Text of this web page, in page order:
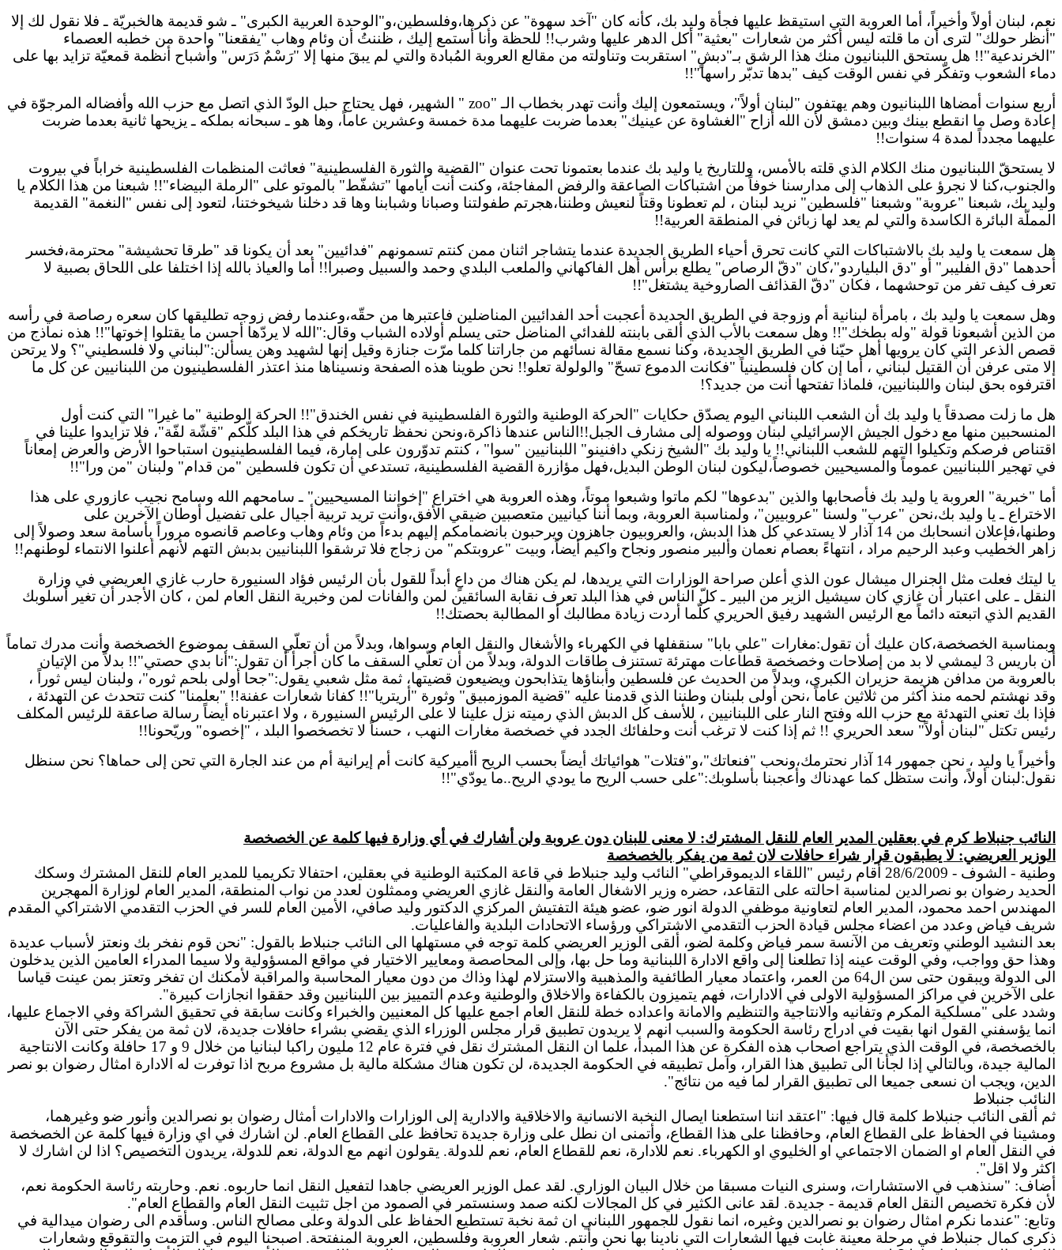
نعم، لبنان أولاً وأخيراً، أما العروبة التي استيقظ عليها فجأة وليد بك، كأنه كان " آخد سهوة" عن ذكرها،وفلسطين،و"الوحدة العربية الكبرى" ـ شو قديمة هالخبريّة ـ فلا نقول لك إلا
"أنظر حولك" لترى أن ما قلته ليس أكثر من شعارات "بعثية" أكل الدهر عليها وشرب!! للحظة وأنا أستمع إليك ، ظننتُ أن وئام وهاب "يفقعنا" واحدة من خطبه العصماء
" الخرندعية"!! هل يستحق اللبنانيون منك هذا الرشق بـ"دبشٍ" استقربت وتناولته من مقالع العروبة المُبادة والتي لم يبقَ منها إلا "رَسْمٌ دَرَس" وأشباح أنظمة قمعيّة تزايد بها على
دماء الشعوب وتفكّر في نفس الوقت كيف "بدها تدبّر راسها"!!
أربع سنوات أمضاها اللبنانيون وهم يهتفون "لبنان أولاً"، ويستمعون إليك وأنت تهدر بخطاب
الـ"
zoo " الشهير، فهل يحتاج حبل الودّ الذي اتصل مع حزب الله وأفضاله المرجوّة في
إعادة وصل ما انقطع بينك وبين دمشق لأن الله أزاح "الغشاوة عن عينيك" بعدما ضربت عليهما مدة خمسة وعشرين عاماً، وها هو ـ سبحانه بملكه ـ يزيحها ثانية بعدما ضربت
عليهما مجدداً لمدة 4 سنوات!!
لا يستحقّ اللبنانيون منك الكلام الذي قلته بالأمس، وللتاريخ يا وليد بك عندما بعتمونا تحت عنوان "القضية والثورة الفلسطينية" فعاثت المنظمات الفلسطينية خراباً في بيروت
والجنوب،كنا لا نجرؤ على الذهاب إلى مدارسنا خوفاً من اشتباكات الصاعقة والرفض المفاجئة، وكنت أنت أيامها "تشفّط" بالموتو على "الرملة البيضاء"!! شبعنا من هذا الكلام يا
وليد بك، شبعنا "عروبة" وشبعنا "فلسطين" نريد لبنان ، لم تعطونا وقتاً لنعيش وطننا،هجرتم طفولتنا وصبانا وشبابنا وها قد دخلنا شيخوختنا، لتعود إلى نفس "النغمة" القديمة
المملّة البائرة الكاسدة والتي لم يعد لها زبائن في المنطقة العربية!!
هل سمعت يا وليد بك بالاشتباكات التي كانت تحرق أحياء الطريق الجديدة عندما يتشاجر اثنان ممن كنتم تسمونهم "فدائيين" بعد أن يكونا قد "طرقا تحشيشة" محترمة،فخسر
أحدهما "دق
الفليبر " أو "دق البلياردو"،كان "دقّ الرصاص" يطلع برأس أهل الفاكهاني والملعب البلدي وحمد والسبيل وصبرا!! أما والعياذ بالله إذا اختلفا على اللحاق بصبية لا
تعرف كيف تفر من توحشهما ، فكان "دقّ القذائف الصاروخية يشتغل"!!
وهل سمعت يا وليد بك ، بامرأة لبنانية أم وزوجة في الطريق الجديدة أعجبت أحد الفدائيين المناضلين فاعتبرها من حقّه،وعندما رفض زوجه تطليقها كان سعره رصاصة في رأسه
من الذين أشبعونا قولة "وله بطخك"!! وهل سمعت بالأب الذي ألقى بابنته للفدائي المناضل حتى يسلم أولاده الشباب وقال:"الله لا يردّها أحسن ما يقتلوا إخوتها"!! هذه نماذج من
قصص الذعر التي كان يرويها أهل حيّنا في الطريق الجديدة، وكنا نسمع مقالة نسائهم من جاراتنا كلما مرّت جنازة وقيل إنها لشهيد وهن يسألن:"لبناني ولا فلسطيني"؟ ولا يرتحن
إلا متى عرفن أن القتيل لبناني ، أما إن كان فلسطينياً "فكانت الدموع تسحّ" والولولة تعلو!! نحن طوينا هذه الصفحة ونسيناها منذ اعتذر الفلسطينيون من اللبنانيين عن كل ما
اقترفوه بحق لبنان واللبنانيين، فلماذا تفتحها أنت من جديد؟!
هل ما زلت مصدقاً يا وليد بك أن الشعب اللبناني اليوم يصدّق حكايات "الحركة الوطنية والثورة الفلسطينية في نفس الخندق"!! الحركة الوطنية "ما غيرا" التي كنت أول
المنسحبين منها مع دخول الجيش الإسرائيلي لبنان ووصوله إلى مشارف الجبل!!الناس عندها ذاكرة،ونحن نحفظ تاريخكم في هذا البلد كلّكم "قشّة لفّة"، فلا تزايدوا علينا في
اقتناص فرصكم وتكيلوا التهم للشعب اللبناني!! يا وليد بك "الشيخ زنكي دافنينو" اللبنانيين "سوا" ، كنتم تدوّرون على إمارة، فيما الفلسطينيون استباحوا الأرض والعرض إمعاناً
في تهجير اللبنانيين عموماً والمسيحيين خصوصاً،ليكون لبنان الوطن البديل،فهل مؤازرة القضية الفلسطينية، تستدعي أن تكون فلسطين "من قدام" ولبنان "من ورا "!!
أما "خبرية" العروبة يا وليد بك فأصحابها والذين "بدعوها" لكم ماتوا وشبعوا موتاً، وهذه العروبة هي اختراع "إخواننا المسيحيين" ـ سامحهم الله وسامح نجيب عازوري على هذا
الاختراع ـ يا وليد بك،نحن "عرب" ولسنا "عروبيين"، ولمناسبة العروبة، وبما أننا كيانيين متعصبين ضيقي الأفق،وأنت تريد تربية أجيال على تفضيل أوطان الآخرين على
وطنها،فإعلان انسحابك من 14 آذار لا يستدعي كل هذا
الدبش، والعروبيون جاهزون ويرحبون بانضمامكم إليهم بدءاً من وئام وهاب وعاصم قانصوه مروراً بأسامة سعد وصولاً إلى
زاهر الخطيب وعبد الرحيم مراد ، انتهاءً بعصام نعمان وألبير منصور ونجاح واكيم أيضاً، وبيت "عروبتكم" من زجاج فلا ترشقوا اللبنانيين بدبش التهم لأنهم أعلنوا الانتماء لوطنهم!!
يا ليتك فعلت مثل الجنرال ميشال عون الذي أعلن صراحة الوزارات التي يريدها، لم يكن هناك من داعٍ أبداً للقول بأن الرئيس فؤاد السنيورة حارب غازي العريضي في وزارة
النقل ـ على اعتبار أن غازي كان سيشيل الزير من
البير ـ كلّ الناس في هذا البلد تعرف نقابة السائقين لمن والفانات لمن وخبرية النقل العام لمن ، كان الأجدر أن تغير أسلوبك
القديم الذي اتبعته دائماً مع الرئيس الشهيد رفيق الحريري كلّما أردت زيادة مطالبك أو المطالبة بحصتك!!
وبمناسبة الخصخصة،كان عليك أن تقول:مغارات "علي بابا" سنقفلها في الكهرباء والأشغال والنقل العام وسواها، وبدلاً من أن تعلّي السقف بموضوع الخصخصة وأنت مدرك تماماً
أن باريس 3 ليمشي لا بد من إصلاحات وخصخصة قطاعات
مهترئة تستنزف طاقات الدولة، وبدلاً من أن تعلّي السقف ما كان أجرأ أن تقول:"أنا بدي حصتي"!! بدلاً من الإتيان
بالعروبة من مدافن هزيمة حزيران الكبرى، وبدلاً من الحديث عن فلسطين وأبناؤها يتذابحون ويضيعون قضيتها، ثمة مثل شعبي يقول:"جحا أولى بلحم ثوره"، ولبنان ليس ثوراً ،
وقد نهشتم لحمه منذ أكثر من ثلاثين عاماً ،نحن أولى بلبنان وطننا الذي قدمنا عليه "قضية
الموزمبيق" وثورة " أريتريا"!! كفانا شعارات عفنة!! "بعلمنا" كنت تتحدث عن التهدئة ،
فإذا بك تعني التهدئة مع حزب الله وفتح النار على اللبنانيين ، للأسف كل
الدبش الذي رميته نزل علينا لا على الرئيس السنيورة ، ولا اعتبرناه أيضاً رسالة صاعقة للرئيس المكلف
رئيس تكتل "لبنان أولاً" سعد الحريري !! ثم إذا كنت لا ترغب أنت وحلفائك الجدد في خصخصة مغارات النهب ، حسناً لا تخصخصوا البلد ، " إخصوه" وريّحونا!!
وأخيراً يا وليد ، نحن جمهور 14 آذار نحترمك،ونحب "فنعاتك"،و"
فتلات" هوائياتك أيضاً بحسب الريح أأميركية كانت أم إيرانية أم من عند الجارة التي تحن إلى حماها؟ نحن سنظل
نقول:لبنان أولاً، وأنت ستظل كما عهدناك وأعجبنا بأسلوبك:"على حسب الريح ما يودي الريح..ما يودّي"!!
النائب جنبلاط كرم في بعقلين المدير العام للنقل المشترك: لا معنى للبنان دون عروبة ولن أشارك في أي وزارة فيها كلمة عن الخصخصة
الوزير
العريضي: لا يطبقون قرار شراء حافلات لان ثمة من يفكر بالخصخصة
وطنية - الشوف - 28/6/2009 أقام رئيس "اللقاء الديموقراطي" النائب وليد جنبلاط في قاعة المكتبة الوطنية في بعقلين، احتفالا تكريميا للمدير العام للنقل المشترك وسكك
الحديد رضوان بو نصرالدين لمناسبة احالته على التقاعد، حضره وزير الاشغال العامة والنقل غازي العريضي وممثلون لعدد من نواب المنطقة، المدير العام لوزارة المهجرين
المهندس احمد محمود، المدير العام لتعاونية موظفي الدولة انور ضو، عضو هيئة التفتيش المركزي الدكتور وليد صافي، الأمين العام للسر في الحزب التقدمي الاشتراكي المقدم
شريف فياض وعدد من اعضاء مجلس قيادة الحزب التقدمي الاشتراكي ورؤساء الاتحادات البلدية والفاعليات.
بعد النشيد الوطني وتعريف من الآنسة سمر فياض وكلمة لضو، ألقى الوزير العريضي كلمة توجه في مستهلها الى النائب جنبلاط بالقول: "نحن قوم نفخر بك ونعتز لأسباب عديدة
وهذا حق وواجب، وفي الوقت عينه إذا تطلعنا إلى واقع
الادارة اللبنانية وما حل بها، وإلى المحاصصة ومعايير الاختيار في مواقع المسؤولية ولا سيما المدراء العامين الذين يدخلون
الى الدولة ويبقون حتى سن ال64 من العمر، واعتماد معيار الطائفية والمذهبية والاستزلام لهذا وذاك من دون معيار المحاسبة والمراقبة لأمكنك ان تفخر وتعتز بمن عينت قياسا
على الآخرين في مراكز المسؤولية
الاولى في الادارات، فهم يتميزون بالكفاءة والاخلاق والوطنية وعدم التمييز بين اللبنانيين وقد حققوا انجازات كبيرة".
وشدد على "مسلكية المكرم وتفانيه والانتاجية والتنظيم والامانة واعداده خطة للنقل العام اجمع عليها كل المعنيين والخبراء وكانت سابقة في تحقيق الشراكة وفي الاجماع عليها،
انما يؤسفني القول انها بقيت في ادراج رئاسة الحكومة والسبب انهم لا يريدون تطبيق قرار مجلس الوزراء الذي يقضي بشراء حافلات جديدة، لان ثمة من يفكر حتى الآن
بالخصخصة، في الوقت الذي يتراجع اصحاب هذه الفكرة عن هذا المبدأ، علما ان النقل المشترك نقل في فترة عام 12 مليون راكبا لبنانيا من خلال 9 و 17 حافلة وكانت
الانتاجية
المالية جيدة، وبالتالي إذا لجأنا
الى تطبيق هذا القرار، وآمل تطبيقه في الحكومة الجديدة، لن تكون هناك مشكلة مالية بل مشروع مربح اذا توفرت له الادارة امثال رضوان بو نصر
الدين، ويجب ان نسعى جميعا الى تطبيق القرار لما فيه من نتائج".
النائب جنبلاط
ثم ألقى النائب جنبلاط كلمة قال فيها: "اعتقد اننا استطعنا ايصال النخبة الانسانية والاخلاقية والادارية إلى الوزارات والادارات أمثال رضوان بو نصرالدين وأنور ضو وغيرهما،
ومشينا في الحفاظ على القطاع العام، وحافظنا على هذا القطاع، وأتمنى ان نطل على وزارة جديدة تحافظ على القطاع العام. لن اشارك في اي وزارة فيها كلمة عن الخصخصة
في النقل العام او الضمان الاجتماعي او الخليوي او الكهرباء. نعم للادارة، نعم للقطاع العام، نعم للدولة. يقولون انهم مع الدولة، نعم للدولة، يريدون التخصيص؟ اذا لن اشارك لا
اكثر ولا اقل".
أضاف: "سنذهب في الاستشارات، وسنرى النيات مسبقا من خلال البيان الوزاري. لقد عمل الوزير
العريضي جاهدا لتفعيل النقل انما حاربوه. نعم. وحاربته رئاسة الحكومة نعم،
لأن فكرة تخصيص النقل العام قديمة - جديدة. لقد عانى الكثير في كل المجالات لكنه صمد وسنستمر في الصمود من اجل تثبيت النقل العام والقطاع العام".
وتابع: "عندما نكرم امثال رضوان بو نصرالدين وغيره، انما نقول للجمهور اللبناني ان ثمة نخبة تستطيع الحفاظ على الدولة وعلى مصالح الناس. وسأقدم الى رضوان ميدالية في
ذكرى كمال جنبلاط في مرحلة معينة غابت فيها الشعارات التي نادينا بها نحن وأنتم. شعار العروبة وفلسطين، العروبة المنفتحة. اصبحنا اليوم في التزمت والتقوقع وشعارات